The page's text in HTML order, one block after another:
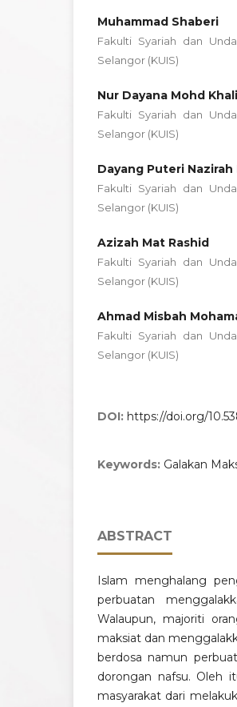
Muhammad Shaberi
Fakulti Syariah dan
Selangor (KUIS)
Nur Dayana Mohd
Fakulti Syariah dan
Selangor (KUIS)
Dayang Puteri Nazirah
Fakulti Syariah dan
Selangor (KUIS)
Azizah Mat Rashid
Fakulti Syariah dan
Selangor (KUIS)
Ahmad Misbah
Fakulti Syariah dan
Selangor (KUIS)
DOI: https://doi.org/
Keywords: Galakan
ABSTRACT
Islam menghalang
perbuatan
Walaupun, majoriti
maksiat dan
berdosa namun
dorongan nafsu. Oleh
masyarakat dari